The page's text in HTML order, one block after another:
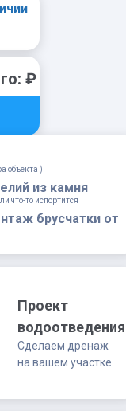
₽
объекта )
из камня
что-то испортится
брусчатки от
Проект
водоотведения
Сделаем дренаж
на вашем участке